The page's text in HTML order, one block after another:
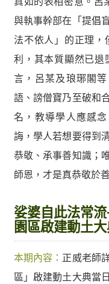
與執事幹部在「提倡
法不依人」的正理，
利，其本質顯然已退
言，呂某及琅琊閣
語、謗僧寶乃至破和
名，教導學人應感
誨，學人若想要得到
恭敬、承事善知識；
師恩，才是真恭敬於
娑婆自此法常
園區啟建動土
本期內容： 正威老師
區」啟建動土大典當